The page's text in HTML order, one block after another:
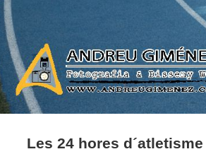
Les 24 hores